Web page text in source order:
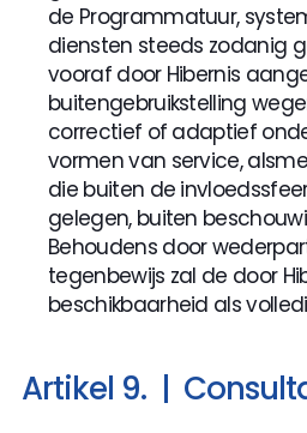
de Programmatuur,
diensten steeds zodanig
vooraf door Hibernis
buitengebruikstelling
correctief of adaptief
vormen van service,
die buiten de
gelegen, buiten
Behoudens door
tegenbewijs zal de door
beschikbaarheid als
Artikel 9.  |